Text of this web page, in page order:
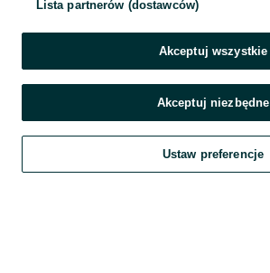
Szukaj Obserwujesz Dodaj
Lista partnerów (dostawców)
Akceptuj wszystkie
Akceptuj niezbędne
Ustaw preferencje